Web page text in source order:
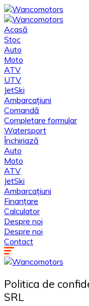
Acasă
Stoc
Auto
Moto
ATV
UTV
JetSki
Ambarcațiuni
Comandă
Completare formular
Watersport
Închiriază
Auto
Moto
ATV
JetSki
Ambarcațiuni
Finanțare
Calculator
Despre noi
Despre noi
Contact
Politica de
SRL